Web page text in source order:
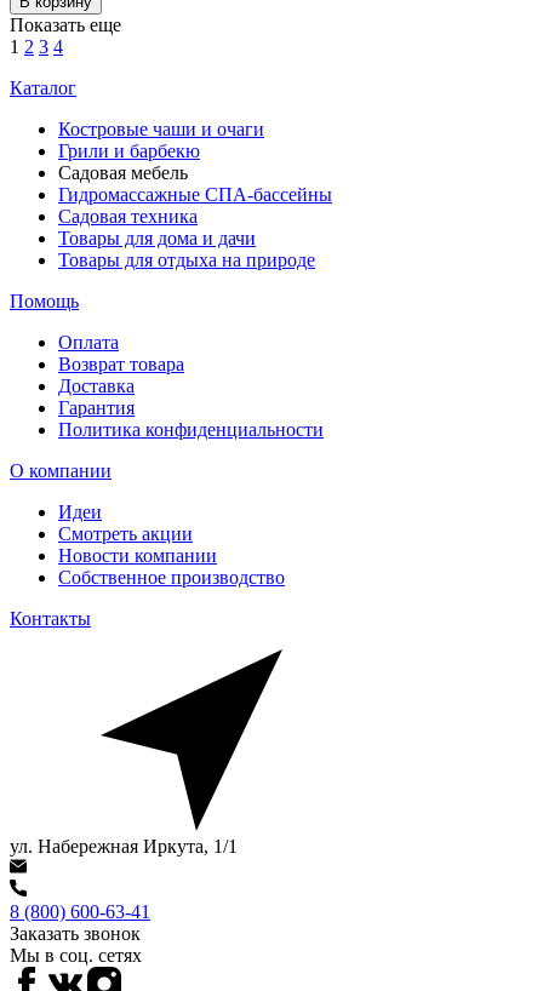
Показать еще
1 2 3 4
Каталог
Костровые чаши и очаги
Грили и барбекю
Садовая мебель
Гидромассажные СПА-бассейны
Садовая техника
Товары для дома и дачи
Товары для отдыха на природе
Помощь
Оплата
Возврат товара
Доставка
Гарантия
Политика конфиденциальности
О компании
Идеи
Смотреть акции
Новости компании
Собственное производство
Контакты
ул. Набережная Иркута, 1/1
8 (800) 600-63-41
Заказать звонок
Мы в соц. сетях